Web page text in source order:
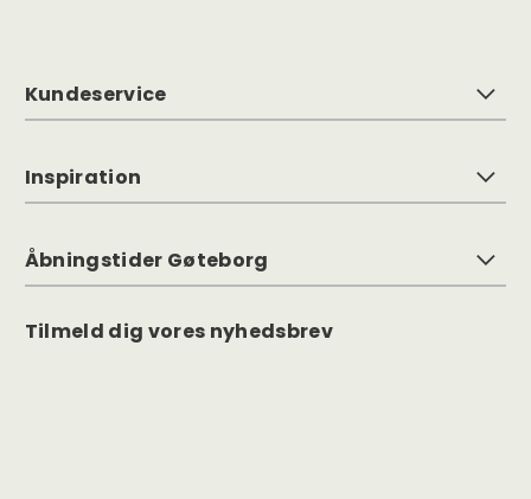
Kundeservice
Inspiration
Åbningstider Gøteborg
Tilmeld dig vores nyhedsbrev